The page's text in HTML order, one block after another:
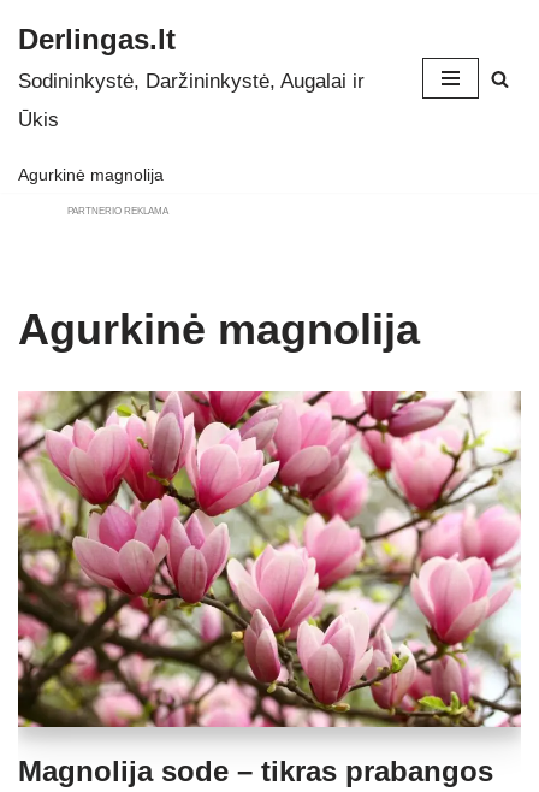
Skip
to
Derlingas.lt
Sodininkystė, Daržininkystė, Augalai ir
Ūkis
Agurkinė magnolija
PARTNERIO REKLAMA
Agurkinė magnolija
Magnolija sode – tikras prabangos